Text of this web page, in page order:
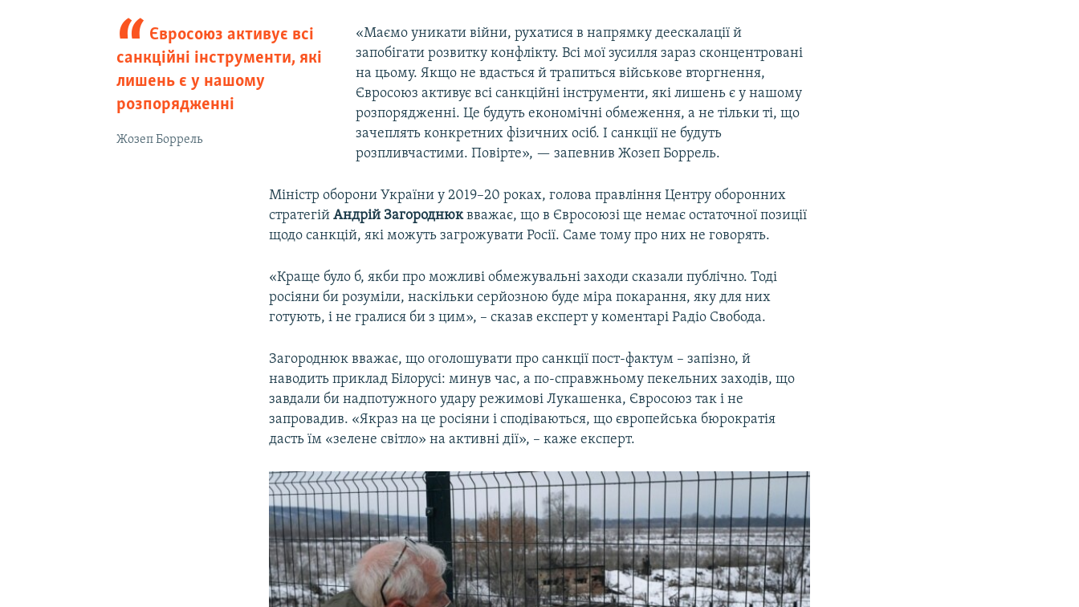
Євросоюз активує всі
санкційні інструменти, які
лишень є у нашому
розпорядженні
Жозеп Боррель
«Маємо уникати війни, рухатися в напрямку деескалації й
запобігати розвитку конфлікту. Всі мої зусилля зараз сконцентровані
на цьому. Якщо не вдасться й трапиться військове вторгнення,
Євросоюз активує всі санкційні інструменти, які лишень є у нашому
розпорядженні. Це будуть економічні обмеження, а не тільки ті, що
зачеплять конкретних фізичних осіб. І санкції не будуть
розпливчастими. Повірте», — запевнив Жозеп Боррель.
Міністр оборони України у 2019–20 роках, голова правління Центру оборонних
стратегійАндрій Загороднюквважає, що в Євросоюзі ще немає остаточної позиції
щодо санкцій, які можуть загрожувати Росії. Саме тому про них не говорять.
«Краще було б, якби про можливі обмежувальні заходи сказали публічно. Тоді
росіяни би розуміли, наскільки серйозною буде міра покарання, яку для них
готують, і не гралися би з цим», – сказав експерт у коментарі Радіо Свобода.
Загороднюк вважає, що оголошувати про санкції пост-фактум – запізно, й
наводить приклад Білорусі: минув час, а по-справжньому пекельних заходів, що
завдали би надпотужного удару режимові Лукашенка, Євросоюз так і не
запровадив. «Якраз на це росіяни і сподіваються, що європейська бюрократія
дасть їм «зелене світло» на активні дії», – каже експерт.